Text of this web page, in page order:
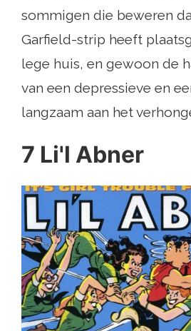
sommigen die beweren
Garfield-strip heeft
lege huis, en gewoon de
van een depressieve en
langzaam aan het
7 Li'l Abner